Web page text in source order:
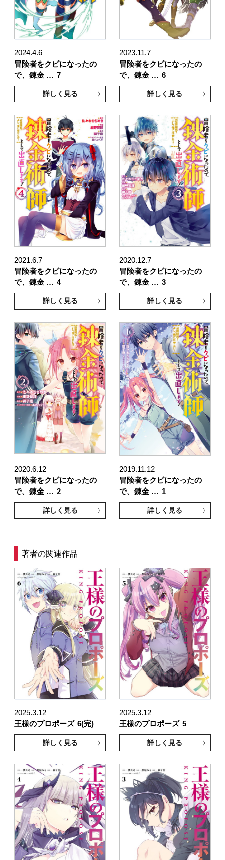
2024.4.6
冒険者をクビになったの
で、錬金 … 7
詳しく見る
2023.11.7
冒険者をクビになったの
で、錬金 … 6
詳しく見る
2021.6.7
冒険者をクビになったの
で、錬金 … 4
詳しく見る
2020.12.7
冒険者をクビになったの
で、錬金 … 3
詳しく見る
2020.6.12
冒険者をクビになったの
で、錬金 … 2
詳しく見る
2019.11.12
冒険者をクビになったの
で、錬金 … 1
詳しく見る
著者の関連作品
2025.3.12
王様のプロポーズ 6(完)
詳しく見る
2025.3.12
王様のプロポーズ 5
詳しく見る